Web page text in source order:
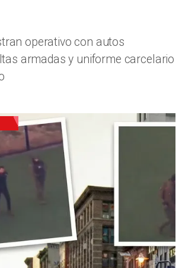
operativo con autos
armadas y uniforme carcelario